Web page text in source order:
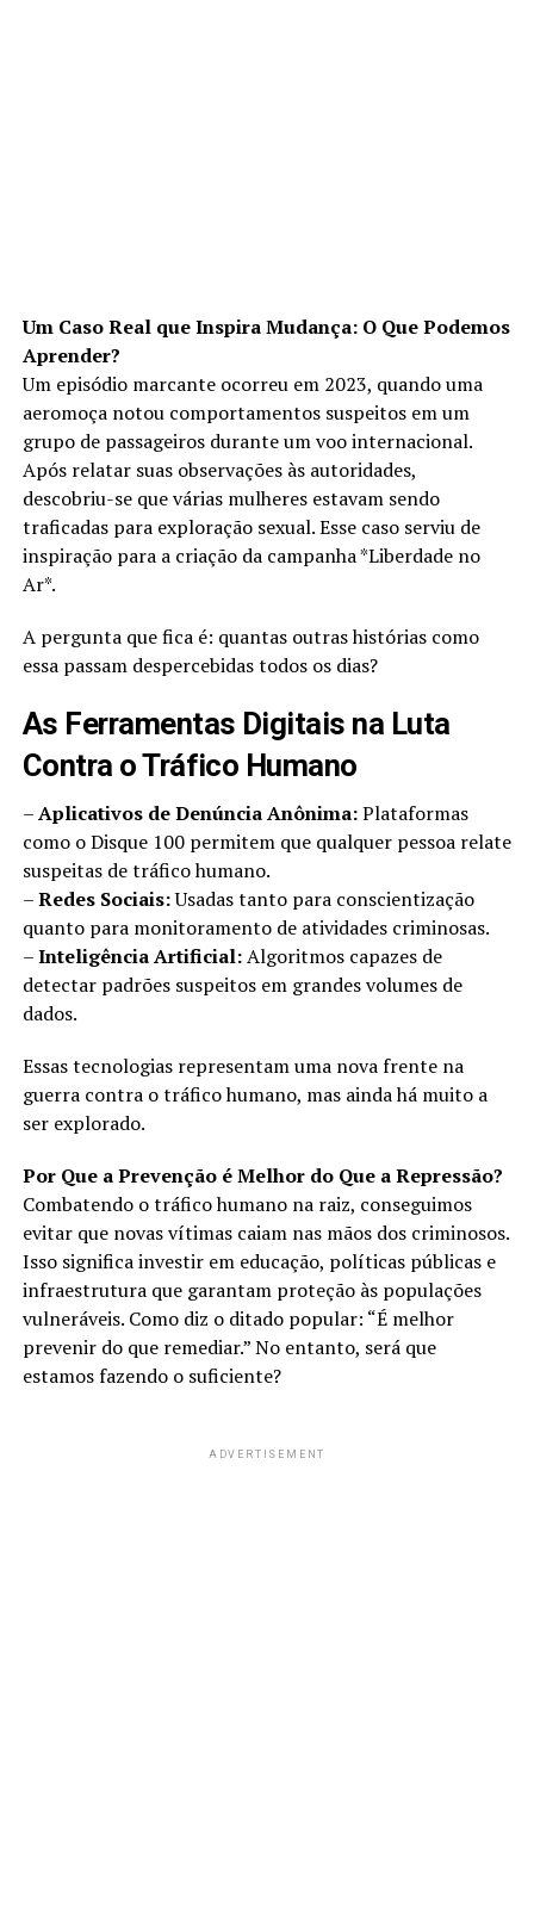
Um Caso Real que Inspira Mudança: O Que Podemos
Aprender?
Um episódio marcante ocorreu em 2023, quando uma
aeromoça notou comportamentos suspeitos em um
grupo de passageiros durante um voo internacional.
Após relatar suas observações às autoridades,
descobriu-se que várias mulheres estavam sendo
traficadas para exploração sexual. Esse caso serviu de
inspiração para a criação da campanha *Liberdade no
Ar*.
A pergunta que fica é: quantas outras histórias como
essa passam despercebidas todos os dias?
As Ferramentas Digitais na Luta
Contra o Tráfico Humano
–Aplicativos de Denúncia Anônima:Plataformas
como o Disque 100 permitem que qualquer pessoa relate
suspeitas de tráfico humano.
–Redes Sociais:Usadas tanto para conscientização
quanto para monitoramento de atividades criminosas.
–Inteligência Artificial:Algoritmos capazes de
detectar padrões suspeitos em grandes volumes de
dados.
Essas tecnologias representam uma nova frente na
guerra contra o tráfico humano, mas ainda há muito a
ser explorado.
Por Que a Prevenção é Melhor do Que a Repressão?
Combatendo o tráfico humano na raiz, conseguimos
evitar que novas vítimas caiam nas mãos dos criminosos.
Isso significa investir em educação, políticas públicas e
infraestrutura que garantam proteção às populações
vulneráveis. Como diz o ditado popular: “É melhor
prevenir do que remediar.” No entanto, será que
estamos fazendo o suficiente?
ADVERTISEMENT